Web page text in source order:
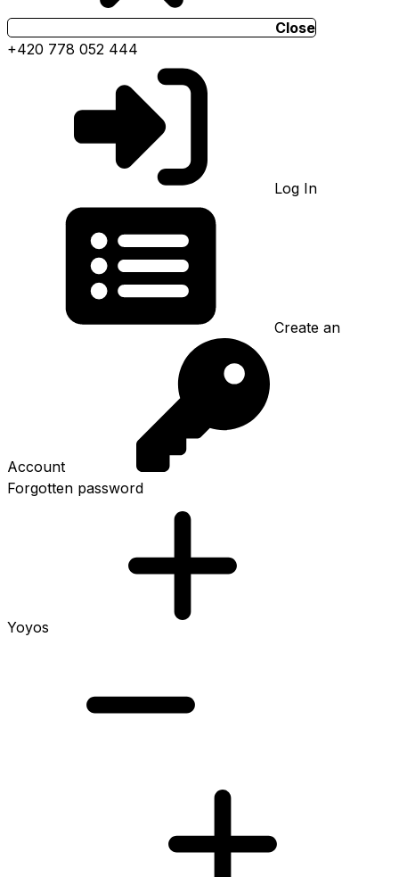
Close
+420 778 052 444
Log In
Create an
Account
Forgotten password
Yoyos